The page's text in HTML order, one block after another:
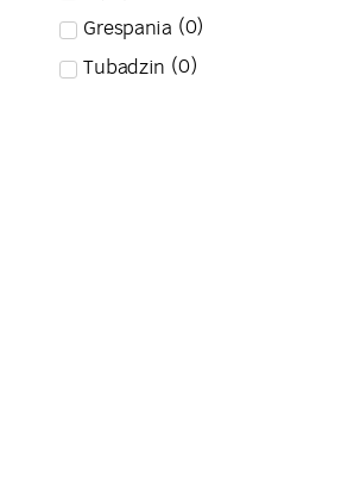
Grespania (0)
Tubadzin (0)